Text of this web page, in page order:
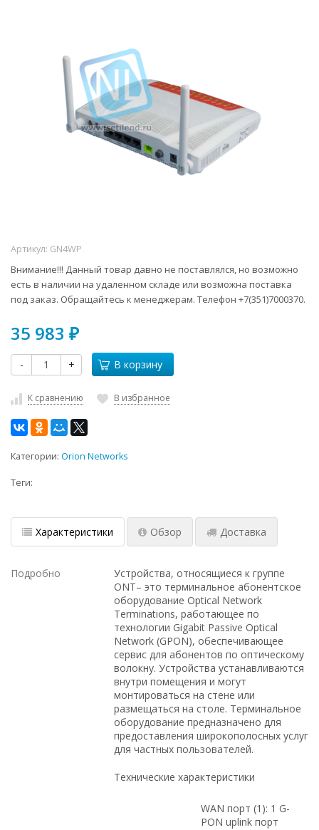
Артикул: GN4WP
Внимание!!! Данный товар давно не поставлялся, но возможно
есть в наличии на удаленном складе или возможна поставка
под заказ. Обращайтесь к менеджерам. Телефон +7(351)7000370.
35 983 ₽
- + В корзину
К сравнению В избранное
Категории: Orion Networks
Теги:
Характеристики Обзор Доставка
Подробно
Устройствa, относящиеся к группе
ONT– это терминальное абонентское
оборудование Optical Network
Terminations, работающее по
технологии Gigabit Passive Optical
Network (GPON), обеспечивающее
сервис для абонентов по оптическому
волокну. Устройства устанавливаются
внутри помещения и могут
монтироваться на стене или
размещаться на столе. Терминальное
оборудование предназначено для
предоставления широкополосных услуг
для частных пользователей.
Технические характеристики
WAN порт (1): 1 G-
PON uplink порт